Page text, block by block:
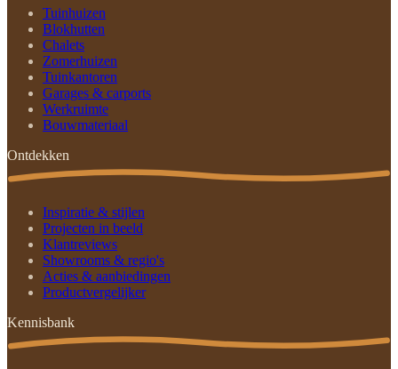
Tuinhuizen
Blokhutten
Chalets
Zomerhuizen
Tuinkantoren
Garages & carports
Werkruimte
Bouwmateriaal
Ontdekken
Inspiratie & stijlen
Projecten in beeld
Klantreviews
Showrooms & regio's
Acties & aanbiedingen
Productvergelijker
Kennisbank